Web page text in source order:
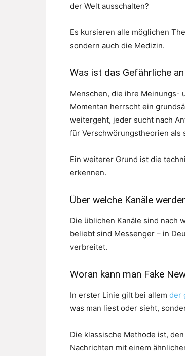
der Welt ausschalten?
Es kursieren alle möglichen
sondern auch die Medizin.
Was ist das Gefährliche
Menschen, die ihre Meinungs-
Momentan herrscht ein
weitergeht, jeder sucht nach
für Verschwörungstheorien als
Ein weiterer Grund ist die
erkennen.
Über welche Kanäle
Die üblichen Kanäle sind nach
beliebt sind Messenger – in
verbreitet.
Woran kann man Fake
In erster Linie gilt bei allem der
was man liest oder sieht,
Die klassische Methode ist,
Nachrichten mit einem